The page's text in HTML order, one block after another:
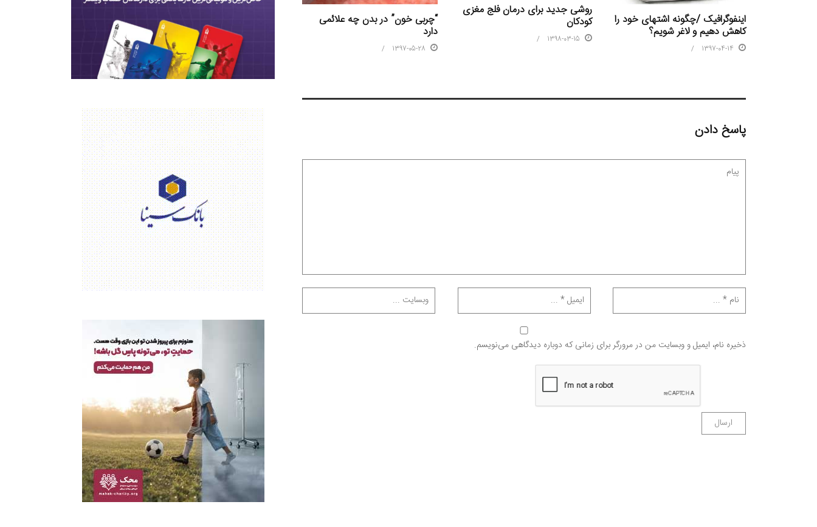
اینفوگرافیک /چگونه اشتهای خود را
کاهش دهیم و لاغر شویم؟
1397-04-14
روشی جدید برای درمان فلج مغزی
کودکان
1398-03-15
“چربی خون” در بدن چه علائمی
دارد
1397-05-28
پاسخ دادن
ذخیره نام، ایمیل و وبسایت من در مرورگر برای زمانی که دوباره دیدگاهی می‌نویسم.